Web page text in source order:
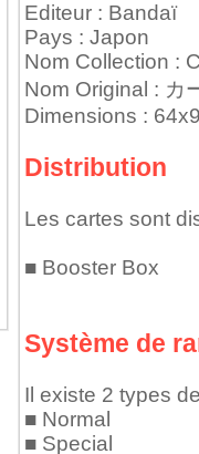
Editeur : Bandaï
Pays : Japon
Nom Collection :
Nom Original : カ
Dimensions :
Distribution
Les cartes sont
■ Booster Box
Système de
Il existe 2 types
■ Normal
■ Special